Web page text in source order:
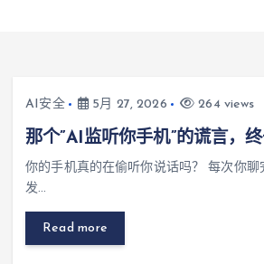
AI安全 5月 27, 2026 264 views
那个”AI监听你手机”的谎言，
你的手机真的在偷听你说话吗？ 每次你聊
发…
Read more